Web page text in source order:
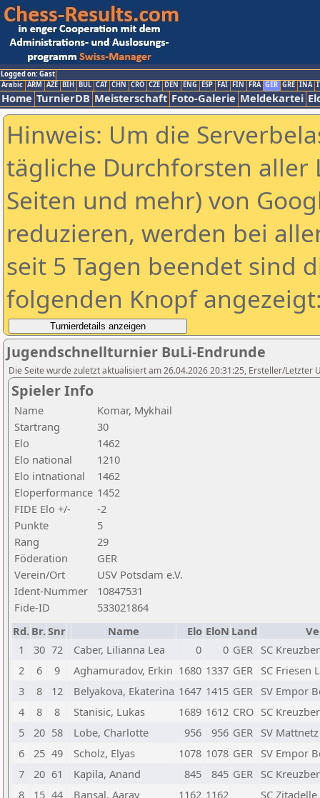
Logged on: Gast
Arabic ARM AZE BIH BUL CAT CHN CRO CZE DEN ENG ESP FAI FIN FRA GER GRE INA
Home TurnierDB Meisterschaft Foto-Galerie Meldekartei
Hinweis: Um die
tägliche Durchforsten aller
Seiten und mehr) von
reduzieren, werden bei
seit 5 Tagen beendet sind
folgenden Knopf
Jugendschnellturnier BuLi-Endrunde
Die Seite wurde zuletzt aktualisiert am 26.04.2026 20:31:25, Ersteller/Letzter
Spieler Info
Name
Komar, Mykhail
Startrang
30
Elo
1462
Elo national
1210
Elo intnational
1462
Eloperformance 1452
FIDE Elo +/-
-2
Punkte
5
Rang
29
Föderation
GER
Verein/Ort
USV Potsdam e.V.
Ident-Nummer
10847531
Fide-ID
533021864
Rd. Br.Snr Name Elo EloN Land
1
30 72 Caber, Lilianna Lea 0 0 GER SC
2
6 9 Aghamuradov, Erkin 1680 1337 GER SC Friesen
3
8 12 Belyakova, Ekaterina 1647 1415 GER SV Empor
4
8 8 Stanisic, Lukas 1689 1612 CRO SC
5
20 58 Lobe, Charlotte 956 956 GER SV
6
25 49 Scholz, Elyas 1078 1078 GER SV Empor
7
20 61 Kapila, Anand 845 845 GER SC
8
15 44 Bansal, Aarav 1162 1162
SC